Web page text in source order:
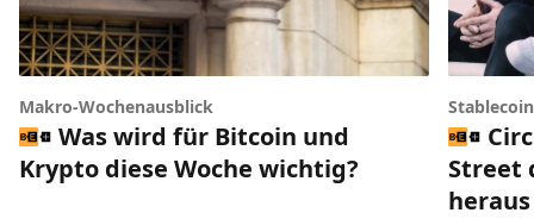
Makro-Wochenausblick
Was wird für Bitcoin und
Krypto diese Woche wichtig?
Street
heraus